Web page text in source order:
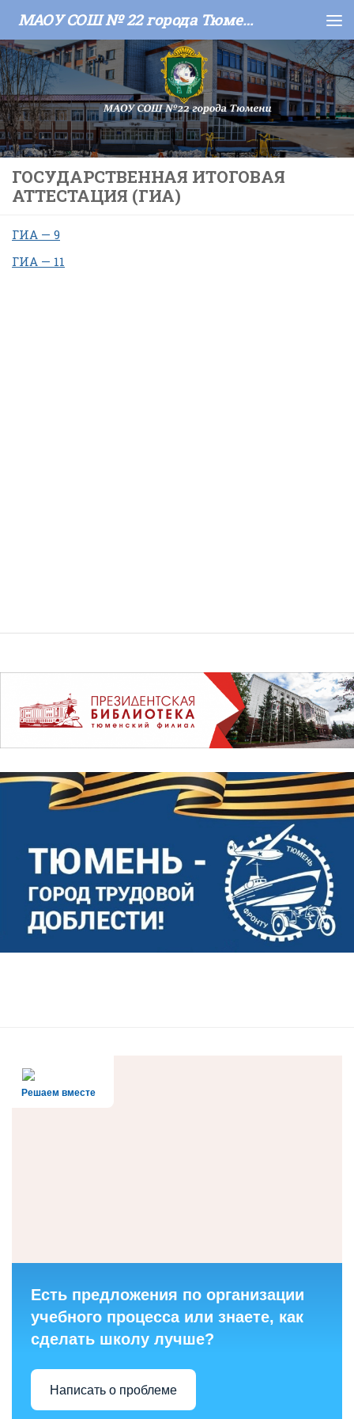
Skip to content МАОУ СОШ № 22 города Тюмени
ГОСУДАРСТВЕННАЯ ИТОГОВАЯ
АТТЕСТАЦИЯ (ГИА)
ГИА — 9
ГИА — 11
Решаем вместе
Есть предложения по организации
учебного процесса или знаете, как
сделать школу лучше?
Написать о проблеме